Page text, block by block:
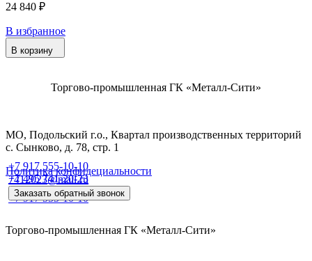
24 840 ₽
В избранное
В корзину
Торгово-промышленная ГК «Металл-Сити»
МО, Подольский г.о., Квартал производственных территорий
с. Сынково, д. 78, стр. 1
Политика конфидециальности
+7 917 555-10-10
+7 495 741-20-23
+7 917 555-10-10
7412023@mail.ru
Заказать обратный звонок
Торгово-промышленная ГК «Металл-Сити»